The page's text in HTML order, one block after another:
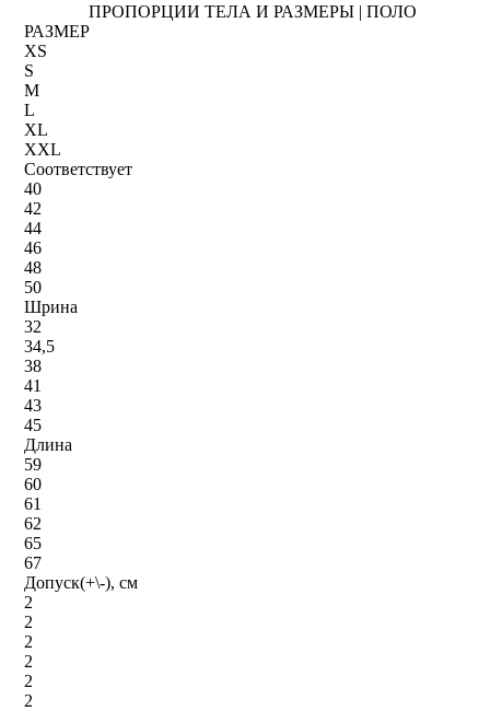
ПРОПОРЦИИ ТЕЛА И РАЗМЕРЫ | ПОЛО
РАЗМЕР
XS
S
M
L
XL
XXL
Соответствует
40
42
44
46
48
50
Шрина
32
34,5
38
41
43
45
Длина
59
60
61
62
65
67
Допуск(+\-), см
2
2
2
2
2
2